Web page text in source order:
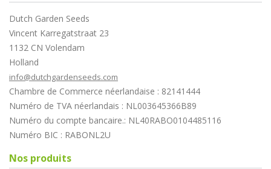
Dutch Garden Seeds
Vincent Karregatstraat 23
1132 CN Volendam
Holland
info@dutchgardenseeds.com
Chambre de Commerce néerlandaise : 82141444
Numéro de TVA néerlandais : NL003645366B89
Numéro du compte bancaire.: NL40RABO0104485116
Numéro BIC : RABONL2U
Nos produits